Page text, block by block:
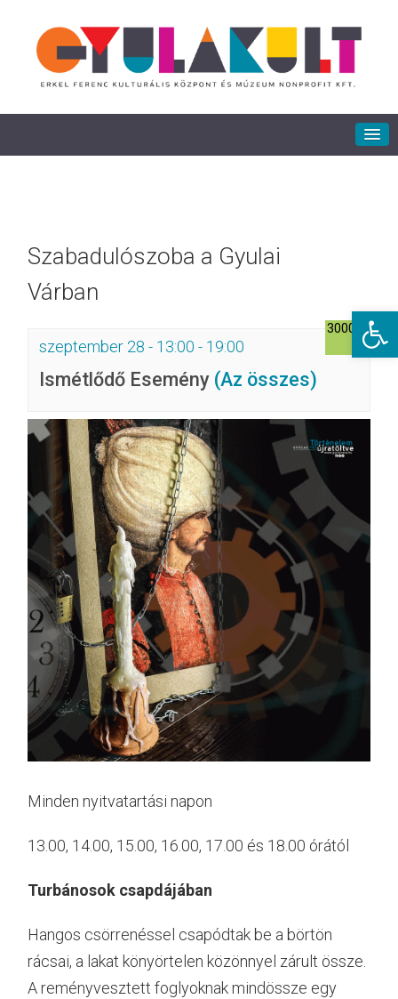
Szabadulószoba a Gyulai
Várban
szeptember 28 - 13:00 - 19:00
Ismétlődő Esemény (Az összes)
3000Ft
Minden nyitvatartási napon
13.00, 14.00, 15.00, 16.00, 17.00 és 18.00 órától
Turbánosok csapdájában
Hangos csörrenéssel csapódtak be a börtön
rácsai, a lakat könyörtelen közönnyel zárult össze.
A reményvesztett foglyoknak mindössze egy